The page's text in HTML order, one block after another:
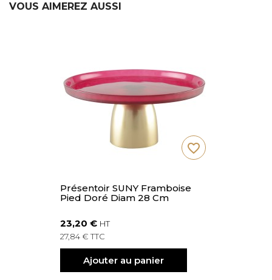
VOUS AIMEREZ AUSSI
Présentoir SUNY Framboise
Pied Doré Diam 28 Cm
23,20 € HT
27,84 € TTC
Ajouter au panier
favorite_border